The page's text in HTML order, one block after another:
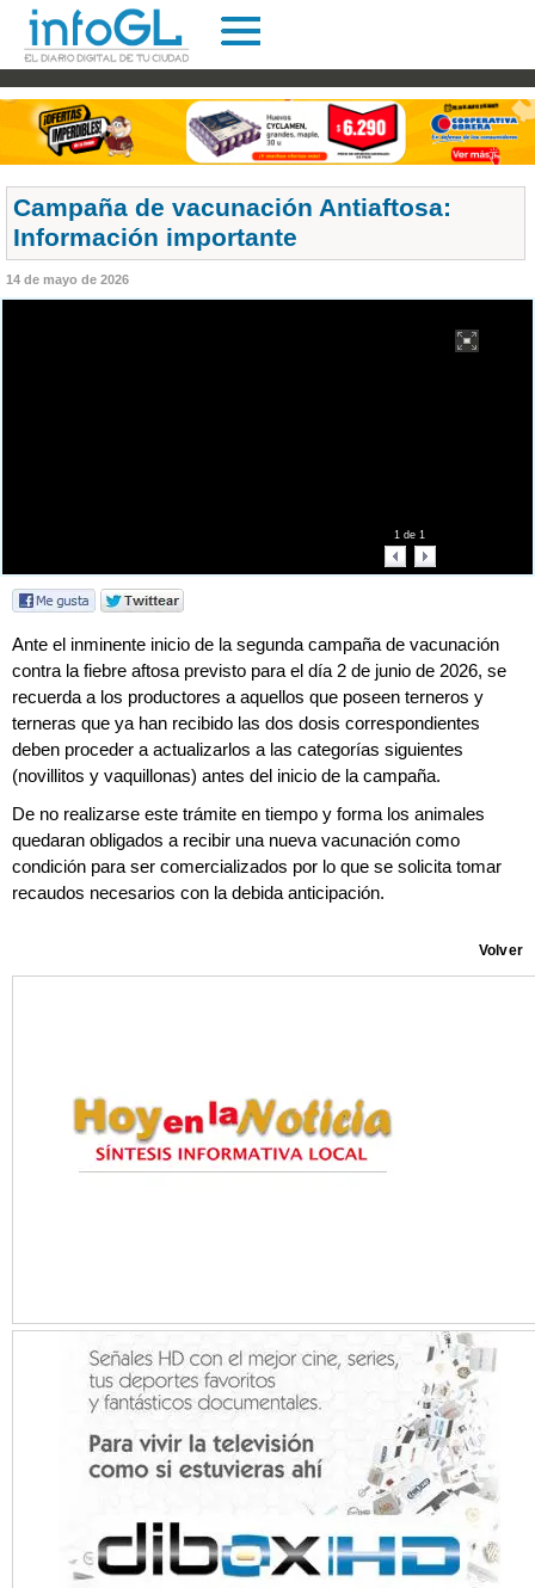
Campaña de vacunación Antiaftosa:
Información importante
14 de mayo de 2026
1de 1
Ante el inminente inicio de la segunda campaña de vacunación
contra la fiebre aftosa previsto para el día 2 de junio de 2026, se
recuerda a los productores a aquellos que poseen terneros y
terneras que ya han recibido las dos dosis correspondientes
deben proceder a actualizarlos a las categorías siguientes
(novillitos y vaquillonas) antes del inicio de la campaña.
De no realizarse este trámite en tiempo y forma los animales
quedaran obligados a recibir una nueva vacunación como
condición para ser comercializados por lo que se solicita tomar
recaudos necesarios con la debida anticipación.
Volver